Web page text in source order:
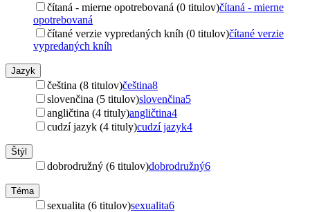
čítaná - mierne opotrebovaná (0 titulov)čítaná - mierne
opotrebovaná
čítané verzie vypredaných kníh (0 titulov)čítané verzie
vypredaných kníh
Jazyk
čeština (8 titulov)čeština8
slovenčina (5 titulov)slovenčina5
angličtina (4 tituly)angličtina4
cudzí jazyk (4 tituly)cudzí jazyk4
Štýl
dobrodružný (6 titulov)dobrodružný6
Téma
sexualita (6 titulov)sexualita6